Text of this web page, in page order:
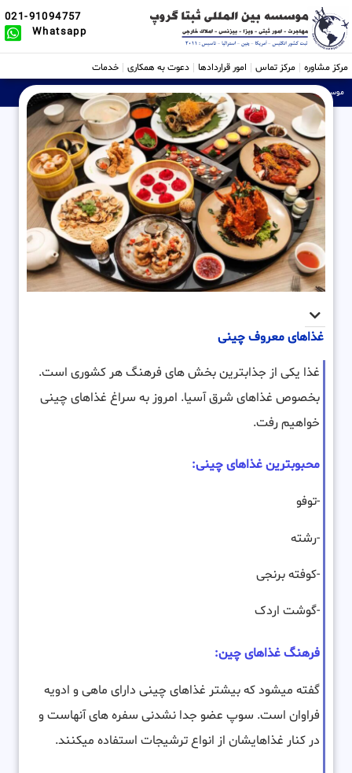
021-91094757
Whatsapp
مرکز مشاوره مرکز تماس امور قراردادها دعوت به همکاری خدمات
موسسه ثبتی، حقوقی و بین الملل Sabtta غذاهای معروف چینی
غذاهای معروف چینی
غذا یکی از جذابترین بخش های فرهنگ هر کشوری است.
بخصوص غذاهای شرق آسیا. امروز به سراغ غذاهای چینی
خواهیم رفت.
محبوبترین غذاهای چینی:
-توفو
-رشته
-کوفته برنجی
-گوشت اردک
فرهنگ غذاهای چین:
گفته میشود که بیشتر غذاهای چینی دارای ماهی و ادویه
فراوان است. سوپ عضو جدا نشدنی سفره های آنهاست و
در کنار غذاهایشان از انواع ترشیجات استفاده میکنند.